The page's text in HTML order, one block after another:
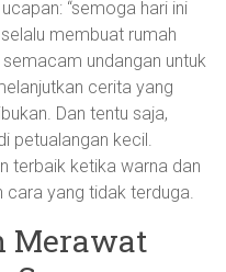
“semoga hari ini
selalu membuat rumah
undangan untuk
cerita yang
Dan tentu saja,
petualangan kecil.
terbaik ketika warna dan
yang tidak terduga.
Merawat